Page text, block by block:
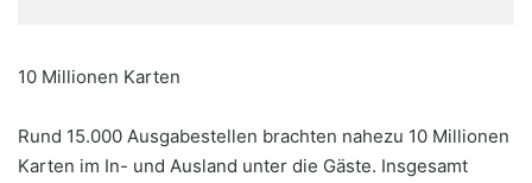
10 Millionen Karten
Rund 15.000 Ausgabestellen brachten nahezu 10 Millionen
Karten im In- und Ausland unter die Gäste. Insgesamt